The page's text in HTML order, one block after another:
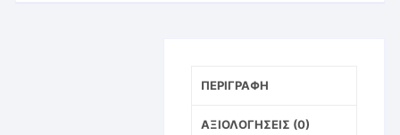
ΠΕΡΙΓΡΑΦΉ
ΑΞΙΟΛΟΓΉΣΕΙΣ (0)